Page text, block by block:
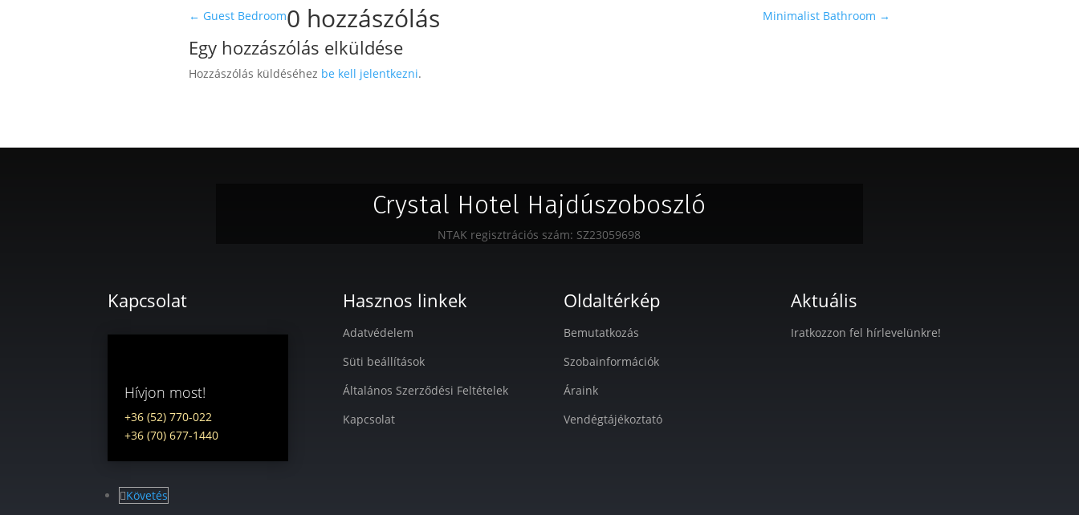
← Guest Bedroom Minimalist Bathroom →
0 hozzászólás
Egy hozzászólás elküldése
Hozzászólás küldéséhez be kell jelentkezni.
Crystal Hotel Hajdúszoboszló
NTAK regisztrációs szám: SZ23059698
Kapcsolat
Hívjon most!
+36 (52) 770-022
+36 (70) 677-1440
Követés
Hasznos linkek
Adatvédelem
Süti beállítások
Általános Szerződési Feltételek
Kapcsolat
Oldaltérkép
Bemutatkozás
Szobainformációk
Áraink
Vendégtájékoztató
Aktuális
Iratkozzon fel hírlevelünkre!